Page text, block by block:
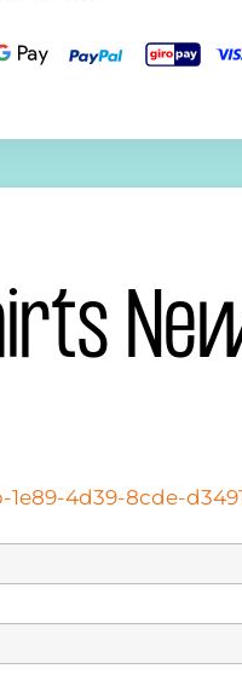
4d39-8cde-